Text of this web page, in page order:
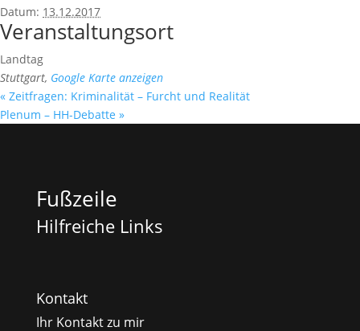
Datum: 13.12.2017
Veranstaltungsort
Landtag
Stuttgart, Google Karte anzeigen
« Zeitfragen: Kriminalität – Furcht und Realität
Plenum – HH-Debatte »
Fußzeile
Hilfreiche Links
Kontakt
Ihr Kontakt zu mir